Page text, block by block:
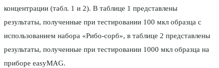
концентрации (табл. 1 и 2). В таблице 1 представлены
результаты, полученные при тестировании 100 мкл образца с
использованием набора «Рибо-сорб», в таблице 2 представлены
результаты, полученные при тестировании 1000 мкл образца на
приборе easyMAG.